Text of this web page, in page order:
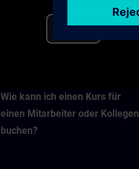
Play
Wie kann ich einen Kurs für
einen Mitarbeiter oder Kollegen
buchen?